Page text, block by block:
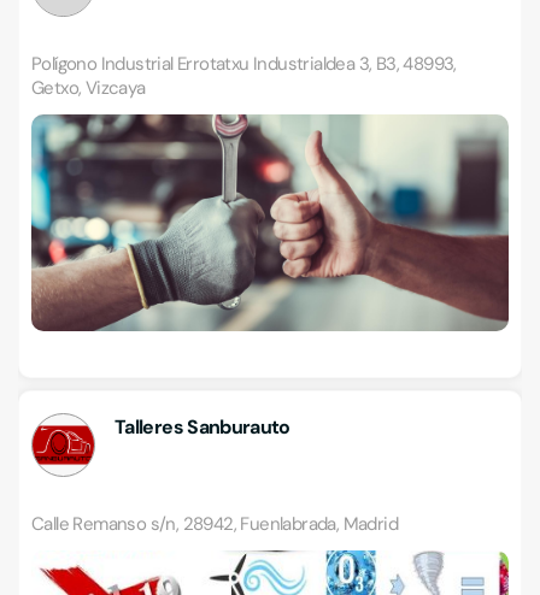
Polígono Industrial Errotatxu Industrialdea 3, B3, 48993,
Getxo, Vizcaya
Talleres Sanburauto
Calle Remanso s/n, 28942, Fuenlabrada, Madrid